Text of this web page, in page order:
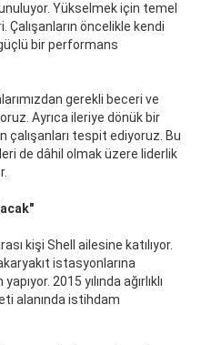
Yükselmek için temel
öncelikle kendi
bir performans
gerekli beceri ve
Ayrıca ileriye dönük bir
çalışanları tespit ediyoruz. Bu
de dâhil olmak üzere liderlik
kişi Shell ailesine katılıyor.
istasyonlarına
2015 yılında ağırlıklı
alanında istihdam